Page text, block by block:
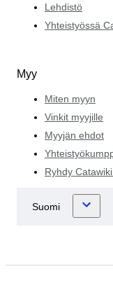
Lehdistö
Yhteistyössä
Myy
Miten myyn
Vinkit myyjille
Myyjän ehdot
Ryhdy